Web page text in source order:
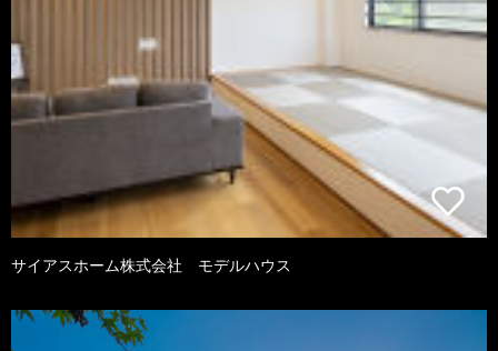
サイアスホーム株式会社 モデルハウス